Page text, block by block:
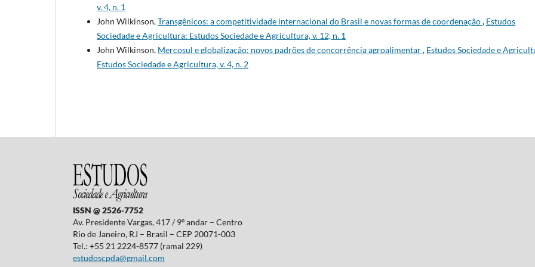
v. 4, n. 1
John Wilkinson,Transgênicos: a competitividade internacional do Brasil e novas formas de coordenação, Estudos
Sociedade e Agricultura: Estudos Sociedade e Agricultura, v. 12, n. 1
John Wilkinson, Mercosul e globalização: novos padrões de concorrência agroalimentar, Estudos Sociedade e
Estudos Sociedade e Agricultura, v. 4, n. 2
ISSN @ 2526-7752
Av. Presidente Vargas, 417 / 9º andar – Centro
Rio de Janeiro, RJ – Brasil – CEP 20071-003
Tel.: +55 21 2224-8577 (ramal 229)
estudoscpda@gmail.com